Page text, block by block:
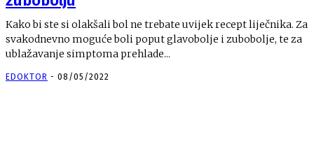
Kako bi ste si olakšali bol ne trebate uvijek recept liječnika. Za
svakodnevno moguće boli poput glavobolje i zubobolje, te za
ublažavanje simptoma prehlade...
EDOKTOR - 08/05/2022